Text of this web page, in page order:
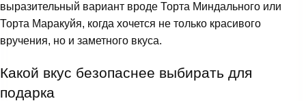
выразительный вариант вроде Торта Миндального или
Торта Маракуйя, когда хочется не только красивого
вручения, но и заметного вкуса.
Какой вкус безопаснее выбирать для
подарка